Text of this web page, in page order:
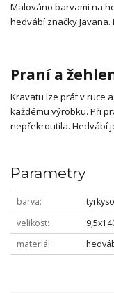
Malováno barvami na
hedvábí značky
Praní a
Kravatu lze prát v ruce
každému výrobku. Při
nepřekroutila. Hedvábí
Parametry
barva
velikost
materiál